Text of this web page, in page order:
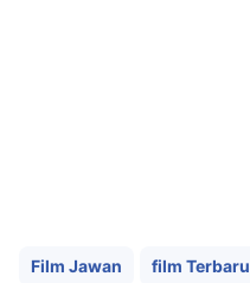
Film Jawan film Terbaru